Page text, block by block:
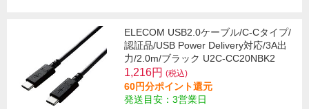
ELECOM USB2.0ケーブル/C-Cタイプ/
認証品/USB Power Delivery対応/3A出
力/2.0m/ブラック U2C-CC20NBK2
1,216円 (税込)
60円分ポイント還元
発送目安：3営業日